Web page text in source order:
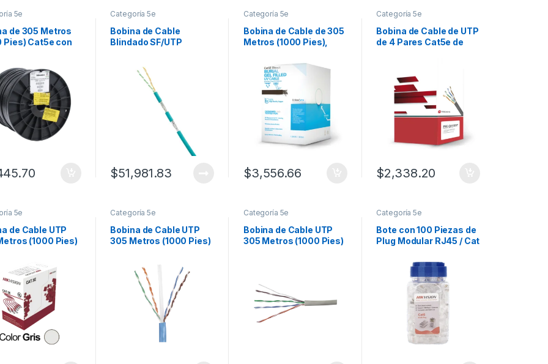
5e
de 305 Metros
Pies) Cat5e con
en
de Redes de
y Cableado
Uso
Categoría 5e
Bobina de Cable
Blindado SF/UTP
con Resistencia al
Aceite y Rayos UV,
Multifilar 24/7
(Flexible), Color Azul
Cerceta, Bobina de 305
Metros (1000 Pies)
$51,981.83
Categoría 5e
Bobina de Cable de 305
Metros (1000 Pies),
Intemperie, Doble Forro
Extrema Humedad,
Bajo Tierra, UL, Color
Negro para
Aplicaciones en Video
Vigilancia, y Redes de
Alta Velocidad.
$3,556.66
Categoría 5e
Bobina de Cable de UTP
de 4 Pares Cat5e de
Resistente a Rayos UV,
Color Negro, 24 AWG,
Uso en Exterior, Para
Aplicaciones de Voz,
Datos y Video
$2,338.20
5e
de Cable UTP
(1000 Pies)
Gris / PVC (CM) /
Interior / 100%
/ Aplicaciones de
y Redes de Datos
Categoría 5e
Bobina de Cable UTP
305 Metros (1000 Pies)
Categor?a 5e (24
AWG), Riser (CMR), de
4 Pares
Categoría 5e
Bobina de Cable UTP
305 Metros (1000 Pies)
Pares
Categoría 5e
Bote con 100 Piezas de
Plug Modular RJ45 / Cat
Micras / Sin Blindaje /
Facil Instalaci?n / Uso
Interior / Soporta
Norma TIA-568B /
Cumple con RoHS 2.0